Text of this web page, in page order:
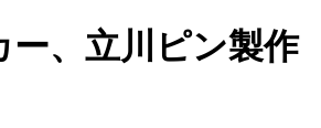
、立川ピン製作